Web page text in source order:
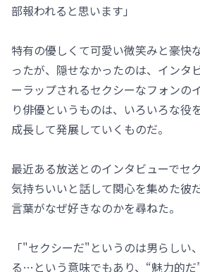
部報われると思います」
特有の優しくて可愛い微笑みと豪快
ったが、隠せなかったのは、インタ
ーラップされるセクシーなフォンの
り俳優というものは、いろいろな役
成長して発展していくものだ。
最近ある放送とのインタビューでセ
気持ちいいと話して関心を集めた彼
言葉がなぜ好きなのかを尋ねた。
「"セクシーだ"というのは男らしい
る…という意味でもあり、“魅力的だ